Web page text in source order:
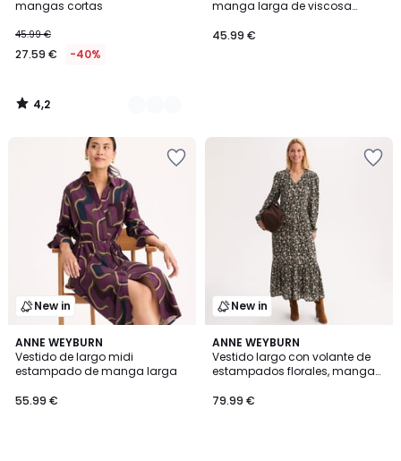
mangas cortas
45.99 €
27.59 € -40%
4,2
/
manga larga de viscosa
45.99 €
New in
ANNE WEYBURN
Vestido de largo midi
estampado de manga larga
55.99 €
New in
ANNE WEYBURN
Vestido largo con volante de
estampados florales, manga
79.99 €
5
/
5